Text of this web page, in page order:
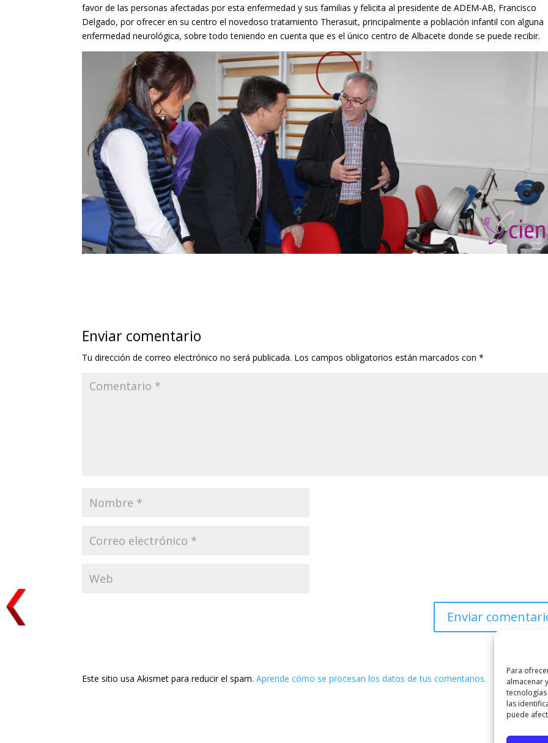
Para
almacenar
las
puede
favor de las personas afectadas por esta enfermedad y sus familias y felicita al presidente de ADEM-AB, Francisco
Delgado, por ofrecer en su centro el novedoso tratamiento Therasuit, principalmente a población infantil con alguna
enfermedad neurológica, sobre todo teniendo en cuenta que es el único centro de Albacete donde se puede recibir.
Enviar comentario
Tu dirección de correo electrónico no será publicada. Los campos obligatorios están marcados con*
Este sitio usa Akismet para reducir el spam.Aprende cómo se procesan los datos de tus comentarios.